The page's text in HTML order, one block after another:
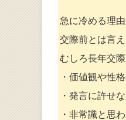
急に冷める理由
交際前とは言
むしろ長年交
・価値観や性
・発言に許せ
・非常識と思